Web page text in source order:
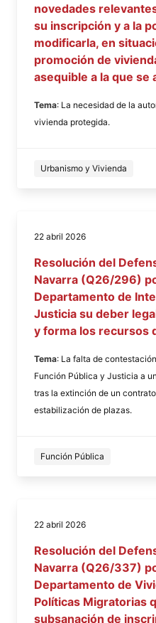
novedades
su inscripción y a la
modificarla, en
promoción de
asequible a la que se
Tema: La necesidad de la
vivienda protegida.
Urbanismo y Vivienda
22 abril 2026
Resolución del
Navarra (Q26/296)
Departamento de
Justicia su deber
y forma los recursos
Tema: La falta de
Función Pública y Justicia a
tras la extinción de un
estabilización de plazas.
Función Pública
22 abril 2026
Resolución del
Navarra (Q26/337)
Departamento de
Políticas Migratorias
subsanación de